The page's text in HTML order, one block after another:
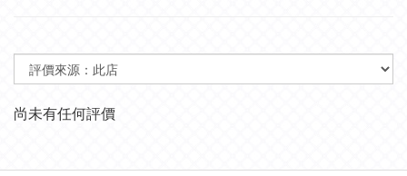
尚未有任何評價